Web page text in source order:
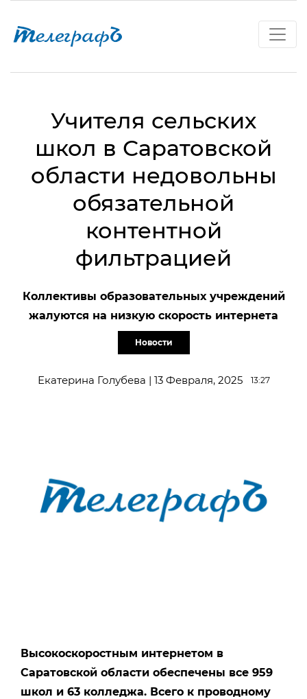
Учителя сельских
школ в Саратовской
области недовольны
обязательной
контентной
фильтрацией
Коллективы образовательных учреждений
жалуются на низкую скорость интернета
Новости
Екатерина Голубева | 13 Февраля, 2025 13:27
Высокоскоростным интернетом в
Саратовской области обеспечены все 959
школ и 63 колледжа. Всего к проводному